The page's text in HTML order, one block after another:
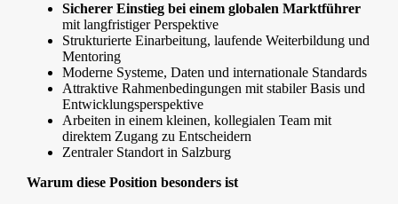
Sicherer Einstieg bei einem globalen Marktführer
mit langfristiger Perspektive
Strukturierte Einarbeitung, laufende Weiterbildung und
Mentoring
Moderne Systeme, Daten und internationale Standards
Attraktive Rahmenbedingungen mit stabiler Basis und
Entwicklungsperspektive
Arbeiten in einem kleinen, kollegialen Team mit
direktem Zugang zu Entscheidern
Zentraler Standort in Salzburg
Warum diese Position besonders ist